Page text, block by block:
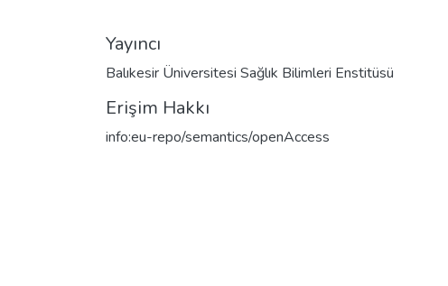
Yayıncı
Balıkesir Üniversitesi Sağlık Bilimleri Enstitüsü
Erişim Hakkı
info:eu-repo/semantics/openAccess